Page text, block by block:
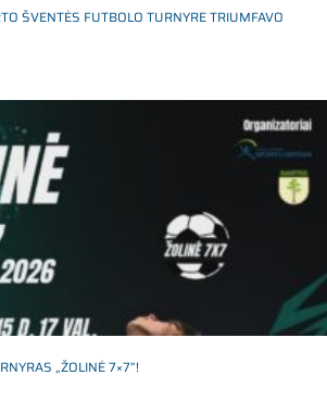
ŠVENTĖS FUTBOLO TURNYRE TRIUMFAVO
„ŽOLINĖ 7×7”!